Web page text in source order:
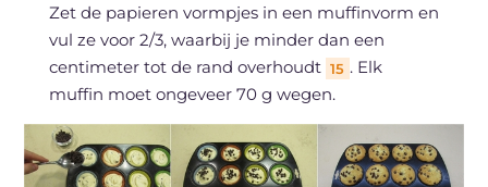
Zet de papieren vormpjes in een muffinvorm en
vul ze voor 2/3, waarbij je minder dan een
centimeter tot de rand overhoudt 15 . Elk
muffin moet ongeveer 70 g wegen.